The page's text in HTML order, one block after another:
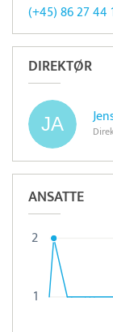
(+45) 86 27 44
DIREKTØR
ANSATTE
1
2